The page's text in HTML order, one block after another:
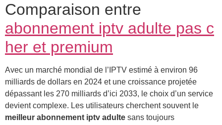
Comparaison entre
abonnement iptv adulte pas c
her et premium
Avec un marché mondial de l’IPTV estimé à environ 96
milliards de dollars en 2024 et une croissance projetée
dépassant les 270 milliards d’ici 2033, le choix d’un service
devient complexe. Les utilisateurs cherchent souvent le
meilleur abonnement iptv adulte sans toujours